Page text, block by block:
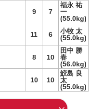
9 7
福永 祐
一
(55.0kg)
11 6
小牧 太
(55.0kg)
8 10
田中 勝
春
(56.0kg)
10 10
鮫島 良
太
(55.0kg)